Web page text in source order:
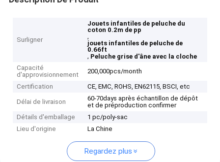
Surligner
Jouets infantiles de peluche du
coton 0.2m de pp
,
jouets infantiles de peluche de
0.66ft
, Peluche grise d'âne avec la cloche
Capacité
d'approvisionnement
200,000pcs/month
Certification CE, EMC, ROHS, EN62115, BSCI, etc
Délai de livraison
60-70days après échantillon de dépôt
et de préproduction confirmer
Détails d'emballage
1 pc/poly-sac
Lieu d'origine
La Chine
Regardez plus